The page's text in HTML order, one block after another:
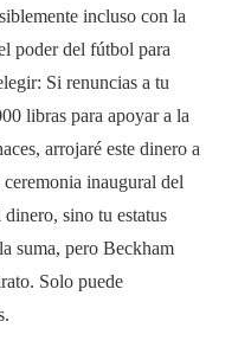
incluso con la
poder del fútbol para
Si renuncias a tu
libras para apoyar a la
arrojaré este dinero a
inaugural del
sino tu estatus
suma, pero Beckham
Solo puede